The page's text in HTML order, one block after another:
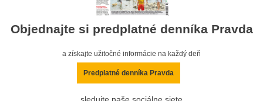
Objednajte si predplatné denníka Pravda
a získajte užitočné informácie na každý deň
Predplatné denníka Pravda